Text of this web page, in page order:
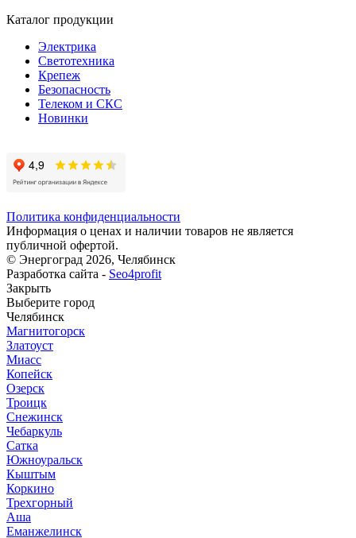
Каталог продукции
Электрика
Светотехника
Крепеж
Безопасность
Телеком и СКС
Новинки
Политика конфиденциальности
Информация о ценах и наличии товаров не является
публичной офертой.
© Энергоград 2026, Челябинск
Разработка сайта - Seo4profit
Закрыть
Выберите город
Челябинск
Магнитогорск
Златоуст
Миасс
Копейск
Озерск
Троицк
Снежинск
Чебаркуль
Сатка
Южноуральск
Кыштым
Коркино
Трехгорный
Аша
Еманжелинск